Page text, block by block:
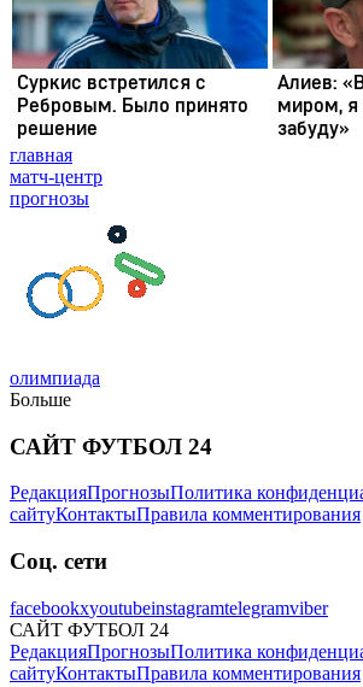
главная
матч-центр
прогнозы
олимпиада
Больше
САЙТ ФУТБОЛ 24
РедакцияПрогнозыПолитика
сайтуКонтактыПравила комментирования
Соц. сети
facebookxyoutubeinstagramtelegramviber
САЙТ ФУТБОЛ 24
РедакцияПрогнозыПолитика
сайтуКонтактыПравила комментирования